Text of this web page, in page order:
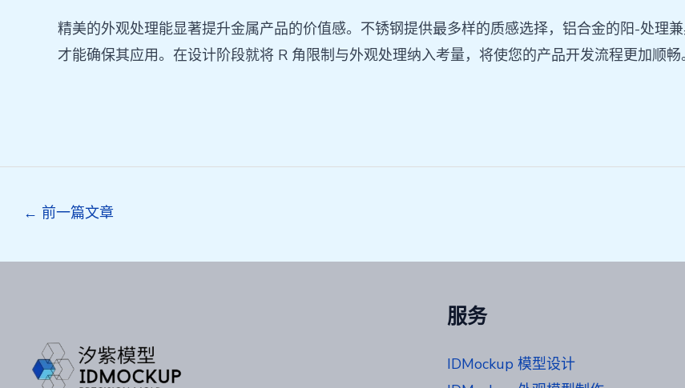
精美的外观处理能显著提升金属产品的价值感。不锈钢提供最多样的质感选择，铝合金的阳-处理
才能确保其应用。在设计阶段就将 R 角限制与外观处理纳入考量，将使您的产品开发流程更加顺畅
← 前一篇文章
服务
IDMockup 模型设计